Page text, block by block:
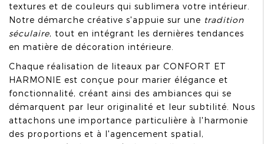
textures et de couleurs qui sublimera votre intérieur.
Notre démarche créative s'appuie sur une tradition
séculaire, tout en intégrant les dernières tendances
en matière de décoration intérieure.
Chaque réalisation de liteaux par CONFORT ET
HARMONIE est conçue pour marier élégance et
fonctionnalité, créant ainsi des ambiances qui se
démarquent par leur originalité et leur subtilité. Nous
attachons une importance particulière à l'harmonie
des proportions et à l'agencement spatial,